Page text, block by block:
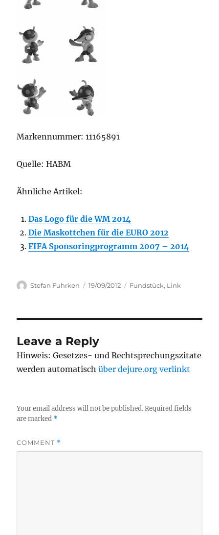
Markennummer: 11165891
Quelle: HABM
Ähnliche Artikel:
Das Logo für die WM 2014
Die Maskottchen für die EURO 2012
FIFA Sponsoringprogramm 2007 – 2014
Author
Stefan Fuhrken
Posted
19/09/2012 Categories
Fundstück, Link
Leave a Reply
Hinweis: Gesetzes- und Rechtsprechungszitate
werden automatischüber dejure.org verlinkt
Your email address will not be published. Required fields
are marked *
COMMENT *